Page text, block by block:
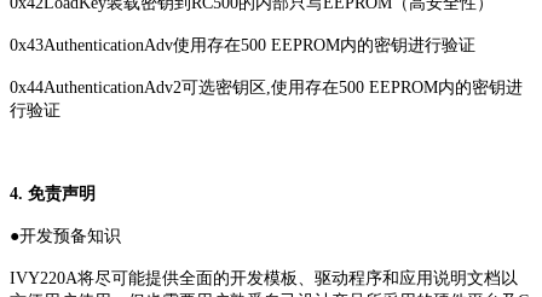
0x43AuthenticationAdv使用存在500 EEPROM内的密钥进行验证
0x44AuthenticationAdv2可选密钥区,使用存在500 EEPROM内的密钥进
行验证
4. 免责声明
●开发预备知识
IVY220A将尽可能提供全面的开发模板、驱动程序和应用说明文档以